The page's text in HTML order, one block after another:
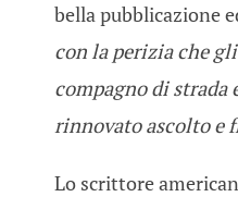
bella pubblicazione
con la perizia che
compagno di strada
rinnovato ascolto e
Lo scrittore